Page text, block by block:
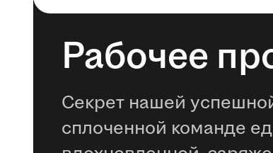
Рабочее
Секрет нашей
сплоченной команде